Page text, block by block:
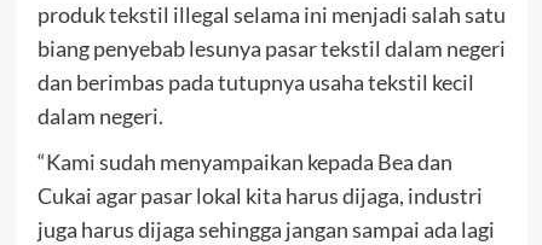
produk tekstil illegal selama ini menjadi salah satu
biang penyebab lesunya pasar tekstil dalam negeri
dan berimbas pada tutupnya usaha tekstil kecil
dalam negeri.
“Kami sudah menyampaikan kepada Bea dan
Cukai agar pasar lokal kita harus dijaga, industri
juga harus dijaga sehingga jangan sampai ada lagi